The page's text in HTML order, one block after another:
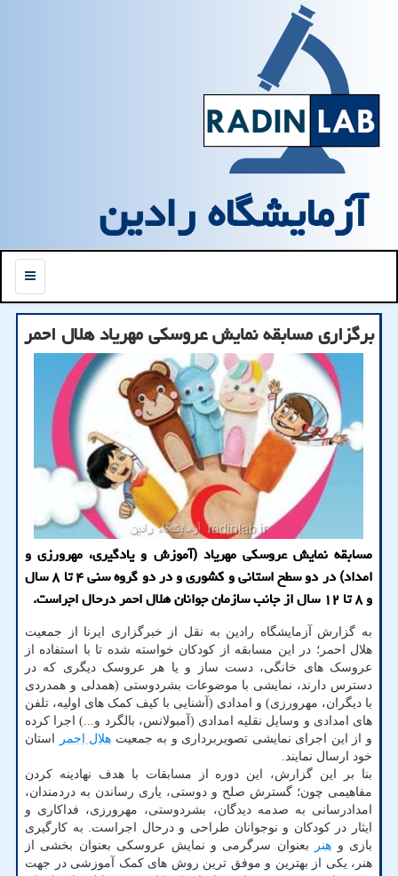
آزمایشگاه رادین
منو
برگزاری مسابقه نمایش عروسکی مهریاد هلال احمر
مسابقه نمایش عروسکی مهریاد (آموزش و یادگیری، مهرورزی و
امداد) در دو سطح استانی و کشوری و در دو گروه سنی ۴ تا ۸ سال
و ۸ تا ۱۲ سال از جانب سازمان جوانان هلال احمر درحال اجراست.
به گزارش آزمایشگاه رادین به نقل از خبرگزاری ایرنا از جمعیت
هلال احمر؛ در این مسابقه از کودکان خواسته شده تا با استفاده از
عروسک های خانگی، دست ساز و یا هر عروسک دیگری که در
دسترس دارند، نمایشی با موضوعات بشردوستی (همدلی و همدردی
با دیگران، مهرورزی) و امدادی (آشنایی با کیف کمک های اولیه، تلفن
های امدادی و وسایل نقلیه امدادی (آمبولانس، بالگرد و...) اجرا کرده
و از این اجرای نمایشی تصویربرداری و به جمعیت هلال احمر
استان
خود ارسال نمایند.
بنا بر این گزارش، این دوره از مسابقات با هدف نهادینه کردن
مفاهیمی چون؛ گسترش صلح و دوستی، یاری رساندن به دردمندان،
امدادرسانی به صدمه دیدگان، بشردوستی، مهرورزی، فداکاری و
ایثار در کودکان و نوجوانان طراحی و درحال اجراست. به کارگیری
بازی و هنر
بعنوان سرگرمی و نمایش عروسکی بعنوان بخشی از
هنر، یکی از بهترین و موفق ترین روش های کمک آموزشی در جهت